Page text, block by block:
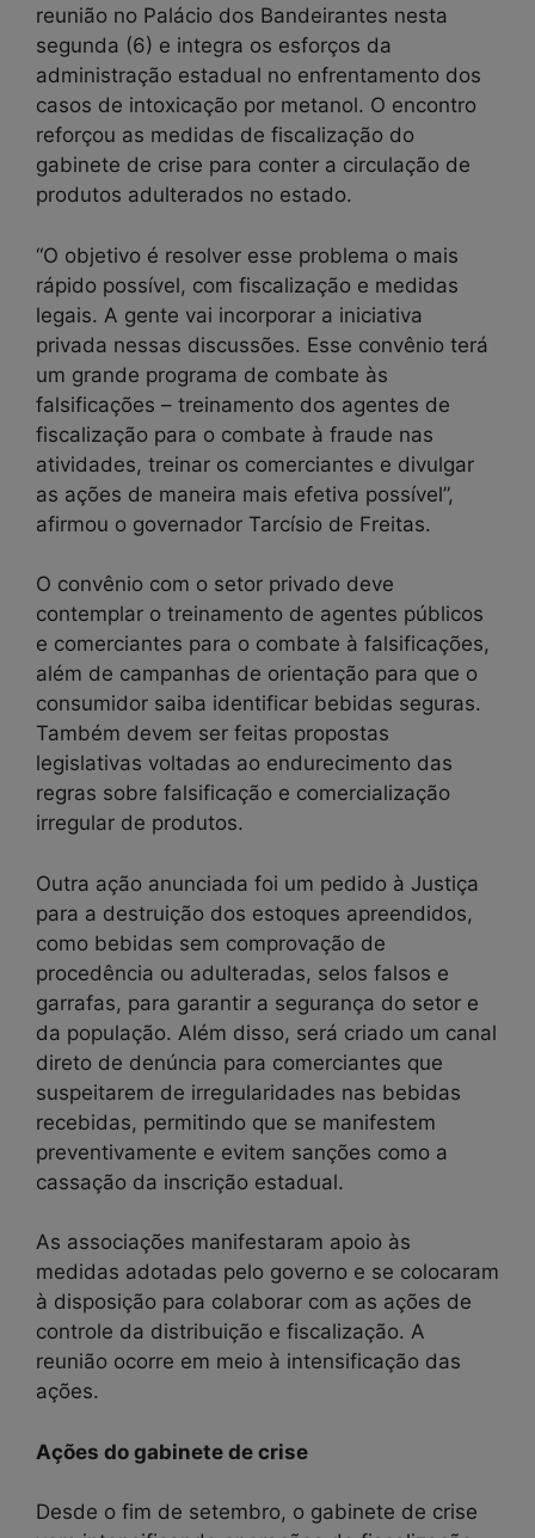
reunião no Palácio dos Bandeirantes nesta
segunda (6) e integra os esforços da
administração estadual no enfrentamento dos
casos de intoxicação por metanol. O encontro
reforçou as medidas de fiscalização do
gabinete de crise para conter a circulação de
produtos adulterados no estado.
“O objetivo é resolver esse problema o mais
rápido possível, com fiscalização e medidas
legais. A gente vai incorporar a iniciativa
privada nessas discussões. Esse convênio terá
um grande programa de combate às
falsificações – treinamento dos agentes de
fiscalização para o combate à fraude nas
atividades, treinar os comerciantes e divulgar
as ações de maneira mais efetiva possível”,
afirmou o governador Tarcísio de Freitas.
O convênio com o setor privado deve
contemplar o treinamento de agentes públicos
e comerciantes para o combate à falsificações,
além de campanhas de orientação para que o
consumidor saiba identificar bebidas seguras.
Também devem ser feitas propostas
legislativas voltadas ao endurecimento das
regras sobre falsificação e comercialização
irregular de produtos.
Outra ação anunciada foi um pedido à Justiça
para a destruição dos estoques apreendidos,
como bebidas sem comprovação de
procedência ou adulteradas, selos falsos e
garrafas, para garantir a segurança do setor e
da população. Além disso, será criado um canal
direto de denúncia para comerciantes que
suspeitarem de irregularidades nas bebidas
recebidas, permitindo que se manifestem
preventivamente e evitem sanções como a
cassação da inscrição estadual.
As associações manifestaram apoio às
medidas adotadas pelo governo e se colocaram
à disposição para colaborar com as ações de
controle da distribuição e fiscalização. A
reunião ocorre em meio à intensificação das
ações.
Ações do gabinete de crise
Desde o fim de setembro, o gabinete de crise